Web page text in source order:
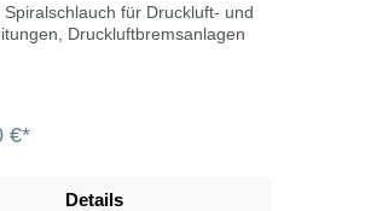
Spiralschlauch für Druckluft- und
Druckluftbremsanlagen
€*
Details